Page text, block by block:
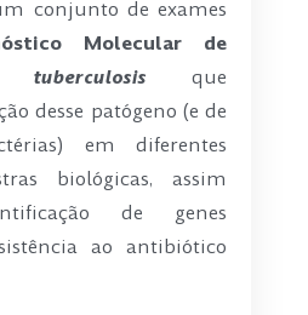
conjunto de exames
Molecular de
tuberculosis
que
desse patógeno (e de
em diferentes
biológicas, assim
de genes
ao antibiótico